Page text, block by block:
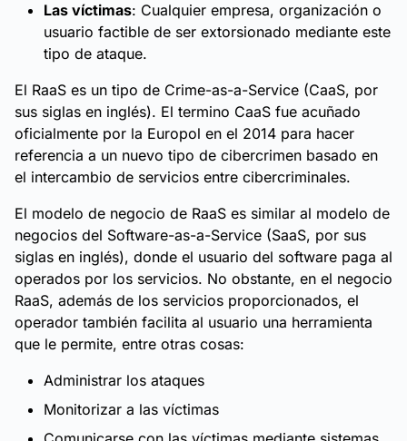
Las víctimas: Cualquier empresa, organización o
usuario factible de ser extorsionado mediante este
tipo de ataque.
El RaaS es un tipo de Crime-as-a-Service (CaaS, por
sus siglas en inglés). El termino CaaS fue acuñado
oficialmente por la Europol en el 2014 para hacer
referencia a un nuevo tipo de cibercrimen basado en
el intercambio de servicios entre cibercriminales.
El modelo de negocio de RaaS es similar al modelo de
negocios del Software-as-a-Service (SaaS, por sus
siglas en inglés), donde el usuario del software paga al
operados por los servicios. No obstante, en el negocio
RaaS, además de los servicios proporcionados, el
operador también facilita al usuario una herramienta
que le permite, entre otras cosas:
Administrar los ataques
Monitorizar a las víctimas